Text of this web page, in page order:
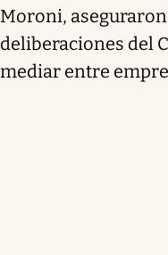
Moroni,
deliberaciones del
mediar entre